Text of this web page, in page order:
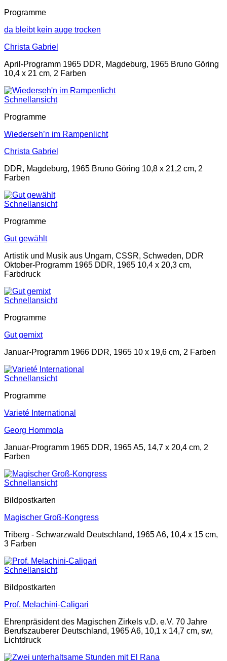
Programme
da bleibt kein auge trocken
Christa Gabriel
April-Programm 1965 DDR, Magdeburg, 1965 Bruno Göring
10,4 x 21 cm, 2 Farben
Schnellansicht
Programme
Wiederseh’n im Rampenlicht
Christa Gabriel
DDR, Magdeburg, 1965 Bruno Göring 10,8 x 21,2 cm, 2
Farben
Schnellansicht
Programme
Gut gewählt
Artistik und Musik aus Ungarn, CSSR, Schweden, DDR
Oktober-Programm 1965 DDR, 1965 10,4 x 20,3 cm,
Farbdruck
Schnellansicht
Programme
Gut gemixt
Januar-Programm 1966 DDR, 1965 10 x 19,6 cm, 2 Farben
Schnellansicht
Programme
Varieté International
Georg Hommola
Januar-Programm 1965 DDR, 1965 A5, 14,7 x 20,4 cm, 2
Farben
Schnellansicht
Bildpostkarten
Magischer Groß-Kongress
Triberg - Schwarzwald Deutschland, 1965 A6, 10,4 x 15 cm,
3 Farben
Schnellansicht
Bildpostkarten
Prof. Melachini-Caligari
Ehrenpräsident des Magischen Zirkels v.D. e.V. 70 Jahre
Berufszauberer Deutschland, 1965 A6, 10,1 x 14,7 cm, sw,
Lichtdruck